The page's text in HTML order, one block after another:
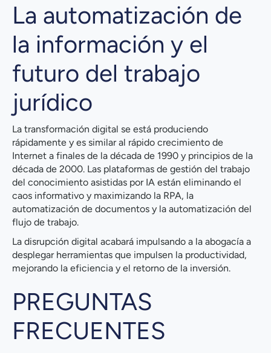
La automatización de
la información y el
futuro del trabajo
jurídico
La transformación digital se está produciendo
rápidamente y es similar al rápido crecimiento de
Internet a finales de la década de 1990 y principios de la
década de 2000. Las plataformas de gestión del trabajo
del conocimiento asistidas por IA están eliminando el
caos informativo y maximizando la RPA, la
automatización de documentos y la automatización del
flujo de trabajo.
La disrupción digital acabará impulsando a la abogacía a
desplegar herramientas que impulsen la productividad,
mejorando la eficiencia y el retorno de la inversión.
PREGUNTAS
FRECUENTES